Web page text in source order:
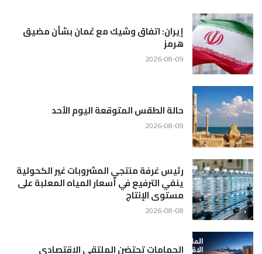
إيران: اتفاق وشيك مع عُمان بشأن مضيق
هرمز
2026-08-09
حالة الطقس المتوقعة اليوم الأحد
2026-08-09
رئيس غرفة منتجي المشروبات غير الكحولية
ينفي الترفيع في أسعار المياه المعلبة على
مستوى الإنتاج
2026-08-08
الحمامات تحتضن الملتقى الاقتصادي